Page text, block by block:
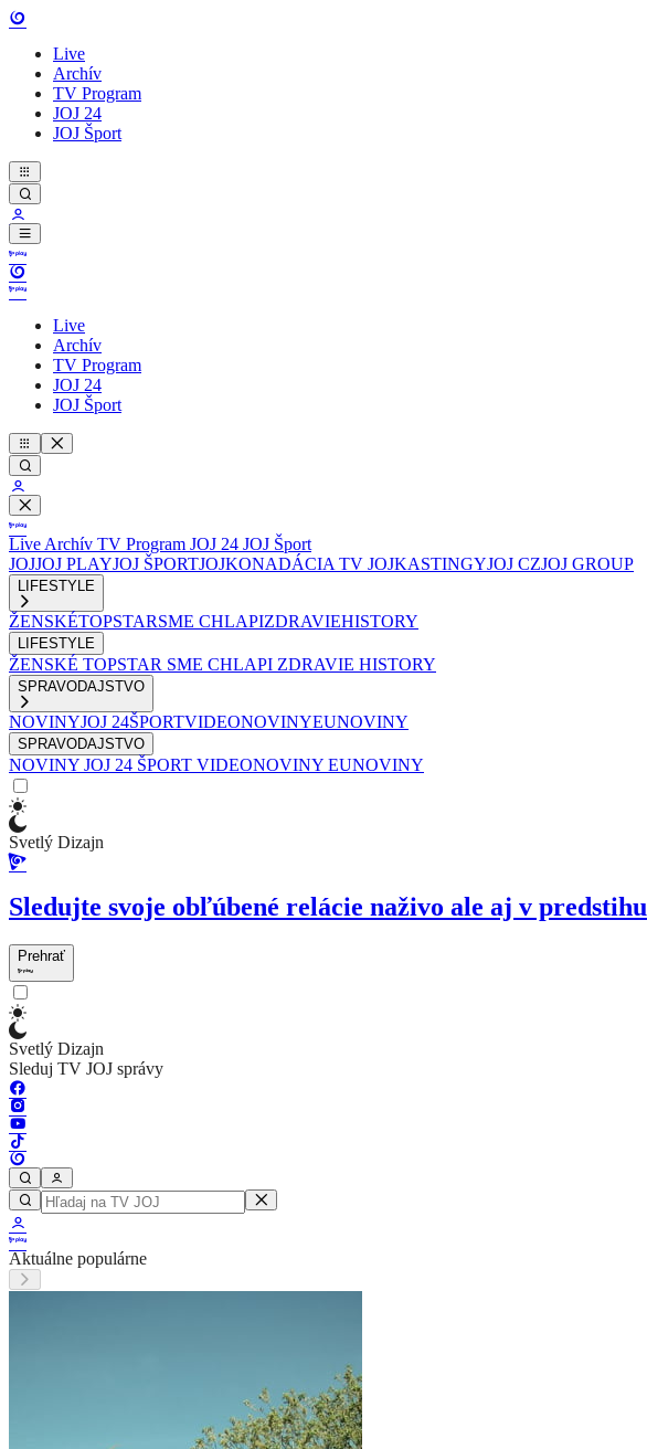
Live
Archív
TV Program
JOJ 24
JOJ Šport
Live
Archív
TV Program
JOJ 24
JOJ Šport
Live Archív TV Program JOJ 24 JOJ Šport
JOJJOJ PLAYJOJ ŠPORTJOJKONADÁCIA TV JOJKASTINGYJOJ CZJOJ GROUP
LIFESTYLE
ŽENSKÉTOPSTARSME CHLAPIZDRAVIEHISTORY
LIFESTYLE
ŽENSKÉ TOPSTAR SME CHLAPI ZDRAVIE HISTORY
SPRAVODAJSTVO
NOVINYJOJ 24ŠPORTVIDEONOVINYEUNOVINY
SPRAVODAJSTVO
NOVINY JOJ 24 ŠPORT VIDEONOVINY EUNOVINY
Svetlý Dizajn
Sledujte svoje obľúbené relácie naživo ale aj v predstihu
Prehrať
Svetlý Dizajn
Sleduj TV JOJ správy
Aktuálne populárne